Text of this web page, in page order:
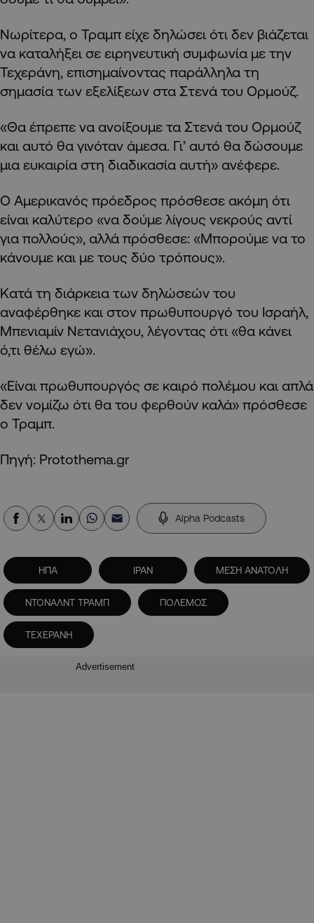
Νωρίτερα, ο Τραμπ είχε δηλώσει ότι δεν βιάζεται
να καταλήξει σε ειρηνευτική συμφωνία με την
Τεχεράνη, επισημαίνοντας παράλληλα τη
σημασία των εξελίξεων στα Στενά του Ορμούζ.
«Θα έπρεπε να ανοίξουμε τα Στενά του Ορμούζ
και αυτό θα γινόταν άμεσα. Γι’ αυτό θα δώσουμε
μια ευκαιρία στη διαδικασία αυτή» ανέφερε.
Ο Αμερικανός πρόεδρος πρόσθεσε ακόμη ότι
είναι καλύτερο «να δούμε λίγους νεκρούς αντί
για πολλούς», αλλά πρόσθεσε: «Μπορούμε να το
κάνουμε και με τους δύο τρόπους».
Κατά τη διάρκεια των δηλώσεών του
αναφέρθηκε και στον πρωθυπουργό του Ισραήλ,
Μπενιαμίν Νετανιάχου, λέγοντας ότι «θα κάνει
ό,τι θέλω εγώ».
«Είναι πρωθυπουργός σε καιρό πολέμου και απλά
δεν νομίζω ότι θα του φερθούν καλά» πρόσθεσε
ο Τραμπ.
Πηγή: Protothema.gr
Alpha Podcasts
ΗΠΑ ΙΡΑΝ ΜΕΣΗ ΑΝΑΤΟΛΗ
ΝΤΟΝΑΛΝΤ ΤΡΑΜΠ ΠΟΛΕΜΟΣ
ΤΕΧΕΡΑΝΗ
Advertisement